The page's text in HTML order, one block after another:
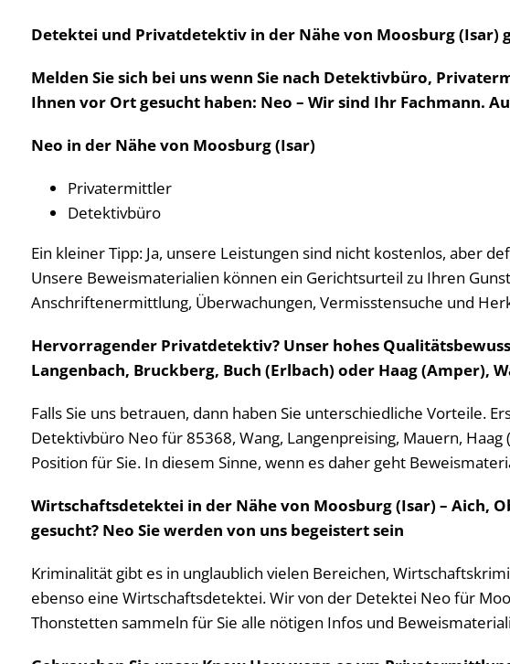
Detektei und Privatdetektiv in der Nähe von Moosburg (Isar)
Melden Sie sich bei uns wenn Sie nach Detektivbüro,
Ihnen vor Ort gesucht haben: Neo – Wir sind Ihr Fachmann.
Neo in der Nähe von Moosburg (Isar)
Privatermittler
Detektivbüro
Ein kleiner Tipp: Ja, unsere Leistungen sind nicht kostenlos, aber
Unsere Beweismaterialien können ein Gerichtsurteil zu Ihren
Anschriftenermittlung, Überwachungen, Vermisstensuche und
Hervorragender Privatdetektiv? Unser hohes
Langenbach, Bruckberg, Buch (Erlbach) oder Haag (Amper),
Falls Sie uns betrauen, dann haben Sie unterschiedliche Vorteile.
Detektivbüro Neo für 85368, Wang, Langenpreising, Mauern,
Position für Sie. In diesem Sinne, wenn es daher geht
Wirtschaftsdetektei in der Nähe von Moosburg (Isar) – Aich,
gesucht? Neo Sie werden von uns begeistert sein
Kriminalität gibt es in unglaublich vielen Bereichen,
ebenso eine Wirtschaftsdetektei. Wir von der Detektei Neo für
Thonstetten sammeln für Sie alle nötigen Infos und